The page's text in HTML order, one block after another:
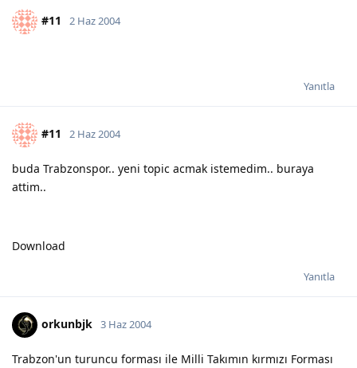
#11 2 Haz 2004
Yanıtla
#11 2 Haz 2004
buda Trabzonspor.. yeni topic acmak istemedim.. buraya
attim..
Download
Yanıtla
orkunbjk 3 Haz 2004
Trabzon'un turuncu forması ile Milli Takımın kırmızı Forması